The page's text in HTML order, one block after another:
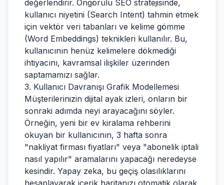
değerlendirir. Öngörülü SEO stratejisinde,
kullanıcı niyetini (Search Intent) tahmin etmek
için vektör veri tabanları ve kelime gömme
(Word Embeddings) teknikleri kullanılır. Bu,
kullanıcının henüz kelimelere dökmediği
ihtiyacını, kavramsal ilişkiler üzerinden
saptamamızı sağlar.
3. Kullanıcı Davranışı Grafik Modellemesi
Müşterilerinizin dijital ayak izleri, onların bir
sonraki adımda neyi arayacağını söyler.
Örneğin, yeni bir ev kiralama rehberini
okuyan bir kullanıcının, 3 hafta sonra
"nakliyat firması fiyatları" veya "abonelik iptali
nasıl yapılır" aramalarını yapacağı neredeyse
kesindir. Yapay zeka, bu geçiş olasılıklarını
hesaplayarak içerik haritanızı otomatik olarak